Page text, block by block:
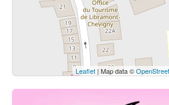
Voir la carte
Leaflet | Map data ©